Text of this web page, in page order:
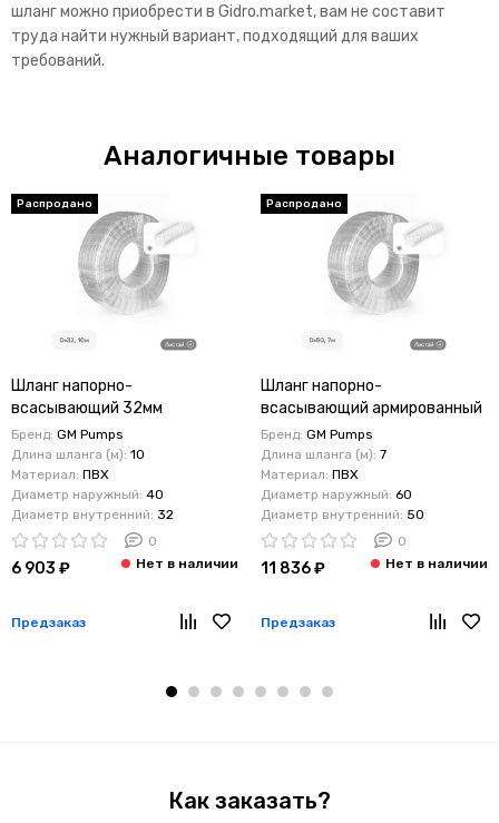
шланг можно приобрести в Gidro.market, вам не составит
труда найти нужный вариант, подходящий для ваших
требований.
Аналогичные товары
Распродано
Шланг напорно-
всасывающий 32мм
армированный стальной
спиралью 10 метров -1/4"
32*40мм
Бренд: GM Pumps
Длина шланга (м): 10
Материал: ПВХ
Диаметр наружный: 40
Диаметр внутренний: 32
0
6 903 ₽
Предзаказ
Распродано
Шланг напорно-
всасывающий армированный
стальной спиралью
Внутреннее сечение 50мм
Длина 7 метров Внешний
деаметр 2" 50*60мм
Бренд: GM Pumps
Длина шланга (м): 7
Материал: ПВХ
Диаметр наружный: 60
Диаметр внутренний: 50
0
11 836 ₽
Предзаказ
Как заказать?